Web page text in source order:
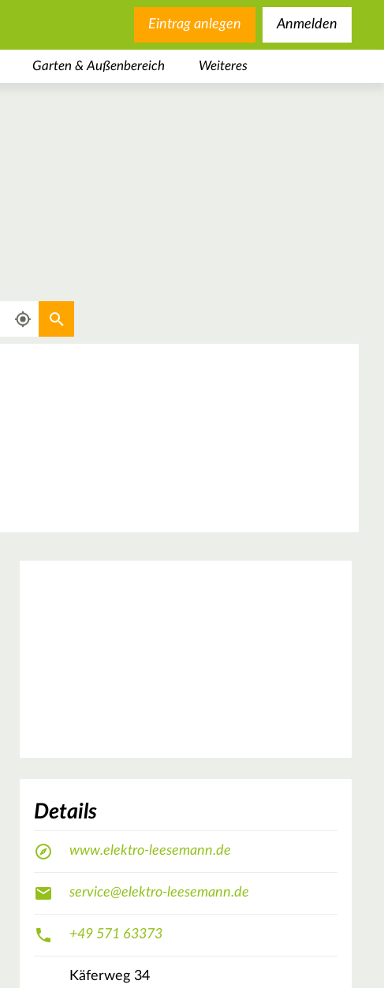
Eintrag anlegen Anmelden
Garten & Außenbereich Weiteres
Aktuellen Standort verwenden
Details
www.elektro-leesemann.de
service@elektro-leesemann.de
+49 571 63373
Käferweg 34